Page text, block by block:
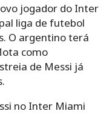
jogador do Inter
liga de futebol
O argentino terá
como
de Messi já
no Inter Miami